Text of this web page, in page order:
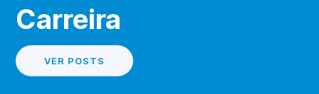
Carreira
VER POSTS